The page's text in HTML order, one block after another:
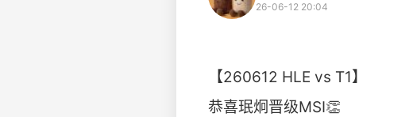
26-06-12 20:04
【260612 HLE vs T1】
恭喜珉炯晋级MSI👏